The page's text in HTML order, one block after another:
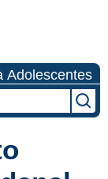
Adolescentes